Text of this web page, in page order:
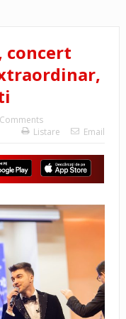
concert
Listare
Email